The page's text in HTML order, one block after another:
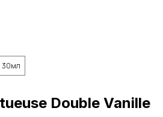
30мл
Double Vanille